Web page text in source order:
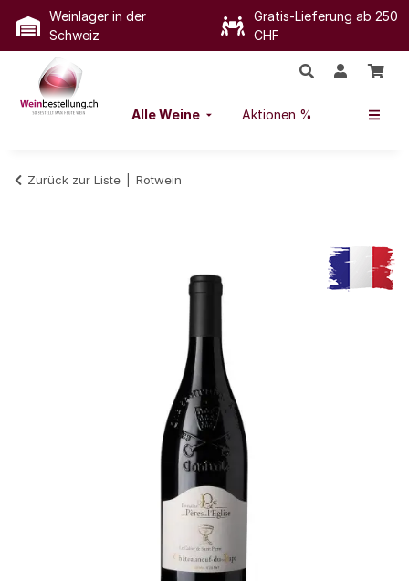
Weinlager in der
Schweiz
Gratis-Lieferung ab 250
CHF
Alle Weine Aktionen %
Zurück zur Liste Rotwein